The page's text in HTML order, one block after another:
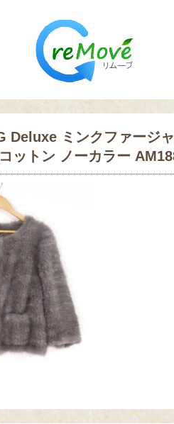
Deluxe ミンクファージ
ットン ノーカラー